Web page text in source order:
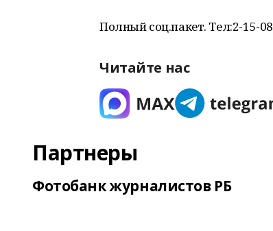
Полный соц.пакет. Тел:2-15-08
Читайте нас
Партнеры
Фотобанк журналистов РБ